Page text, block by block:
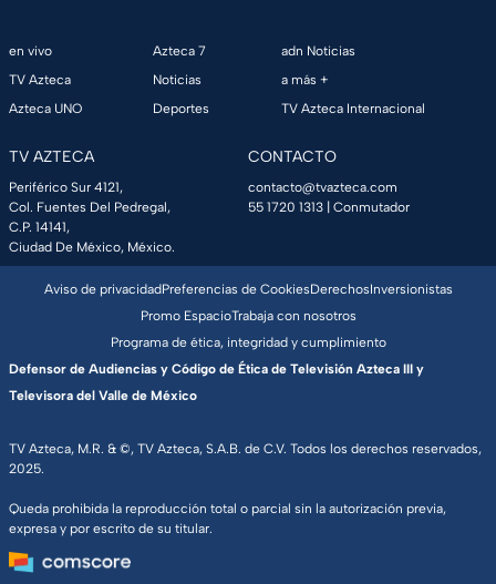
en vivo
TV Azteca
Azteca UNO
Azteca 7
Noticias
Deportes
adn Noticias
a más +
TV Azteca Internacional
TV AZTECA
Periférico Sur 4121,
Col. Fuentes Del Pedregal,
C.P. 14141,
Ciudad De México, México.
CONTACTO
contacto@tvazteca.com
55 1720 1313 | Conmutador
TV Azteca, M.R. & ©, TV Azteca, S.A.B. de C.V. Todos los derechos reservados,
2025.
Queda prohibida la reproducción total o parcial sin la autorización previa,
expresa y por escrito de su titular.
Aviso de privacidadPreferencias de CookiesDerechosInversionistas
Promo EspacioTrabaja con nosotros
Programa de ética, integridad y cumplimiento
Defensor de Audiencias y Código de Ética de Televisión Azteca III y
Televisora del Valle de México